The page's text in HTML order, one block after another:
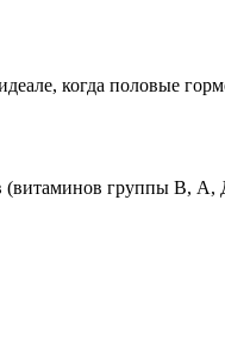
когда половые
(витаминов группы В,